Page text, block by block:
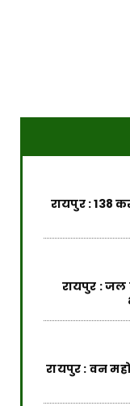
रायपुर : 138
रायपुर :
रायपुर : वन